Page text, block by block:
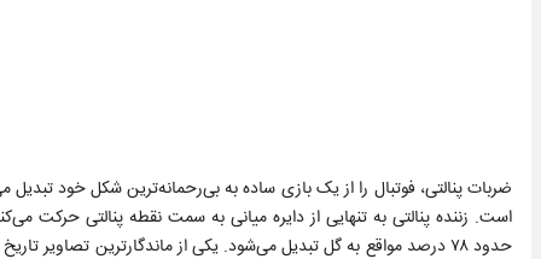
است. زننده پنالتی به تنهایی از دایره میانی به سمت نقطه پنالتی حرکت